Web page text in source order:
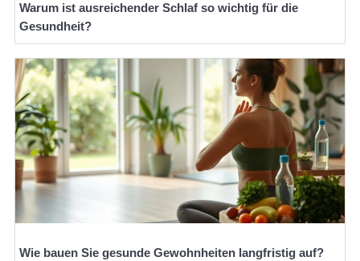
Warum ist ausreichender Schlaf so wichtig für die
Gesundheit?
Wie bauen Sie gesunde Gewohnheiten langfristig auf?